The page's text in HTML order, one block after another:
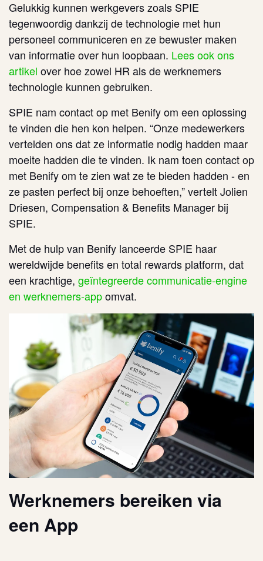
Gelukkig kunnen werkgevers zoals SPIE
tegenwoordig dankzij de technologie met hun
personeel communiceren en ze bewuster maken
van informatie over hun loopbaan. Lees ook ons
artikel over hoe zowel HR als de werknemers
technologie kunnen gebruiken.
SPIE nam contact op met Benify om een oplossing
te vinden die hen kon helpen. “Onze medewerkers
vertelden ons dat ze informatie nodig hadden maar
moeite hadden die te vinden. Ik nam toen contact op
met Benify om te zien wat ze te bieden hadden - en
ze pasten perfect bij onze behoeften,” vertelt Jolien
Driesen, Compensation & Benefits Manager bij
SPIE.
Met de hulp van Benify lanceerde SPIE haar
wereldwijde benefits en total rewards platform, dat
een krachtige, geïntegreerde communicatie-engine
en werknemers-appomvat.
Werknemers bereiken via
een App